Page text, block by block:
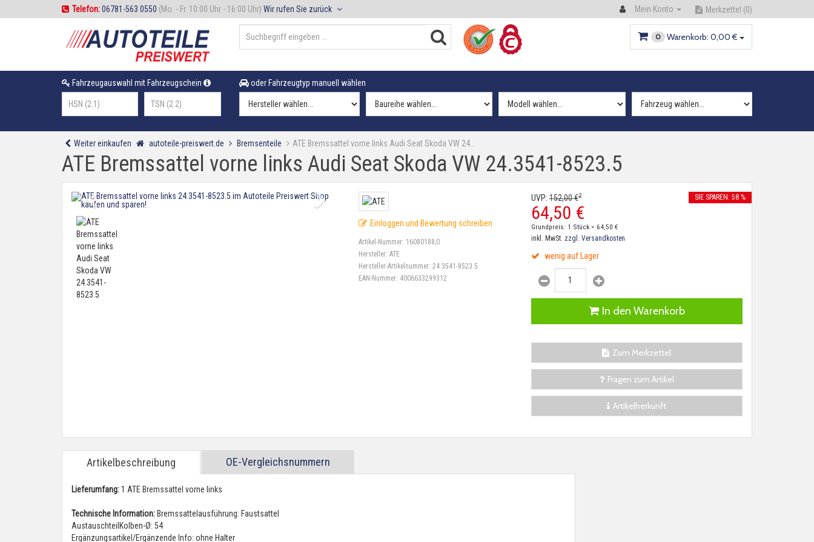
Telefon:06781-563 0550 (Mo. - Fr. 10:00 Uhr - 16:00 Uhr) Wir rufen Sie zurück Mein Konto Merkzettel (0)
0 Warenkorb: 0,00 €
Fahrzeugauswahl mit Fahrzeugschein oder Fahrzeugtyp manuell wählen
Weiter einkaufen autoteile-preiswert.de Bremsenteile ATE Bremssattel vorne links Audi Seat Skoda VW 24…
ATE Bremssattel vorne links Audi Seat Skoda VW 24.3541-8523.5
Einloggen und Bewertung schreiben
Artikel-Nummer: 16080188;0
Hersteller:ATE
Hersteller-Artikelnummer:24.3541-8523.5
EAN-Nummer: 4006633299312
UVP:152,00€2
64,50 €
SIE SPAREN: 58 %
Grundpreis: 1 Stück = 64,50 €
inkl. MwSt. zzgl. Versandkosten
wenig auf Lager
In den Warenkorb
Zum Merkzettel
Fragen zum Artikel
Artikelherkunft
Artikelbeschreibung OE-Vergleichsnummern
Lieferumfang:1 ATE Bremssattel vorne links
Technische Information: Bremssattelausführung: Faustsattel
AustauschteilKolben-Ø: 54
Ergänzungsartikel/Ergänzende Info: ohne Halter